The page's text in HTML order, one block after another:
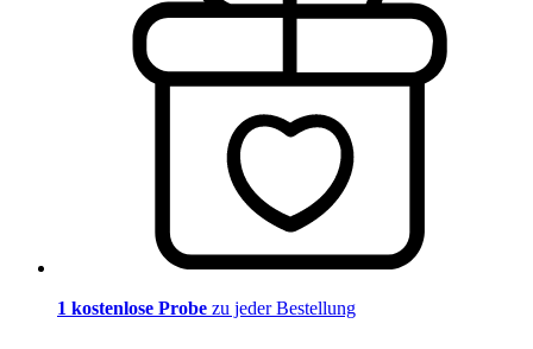
1 kostenlose Probe zu jeder Bestellung